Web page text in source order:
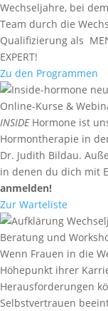
Wechseljahre, bei
Team durch die
Qualifizierung als
EXPERT!
Zu den Programmen
Online-Kurse &
INSIDEHormone ist
Hormontherapie in
Dr. Judith Bildau.
in denen du dich mit
anmelden!
Zur Warteliste
Beratung und
Wenn Frauen in die
Höhepunkt ihrer
Herausforderungen
Selbstvertrauen